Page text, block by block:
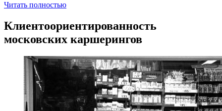
Читать полностью
Клиентоориентированность
московских каршерингов